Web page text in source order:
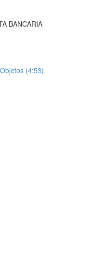
BANCARIA
(4:53)